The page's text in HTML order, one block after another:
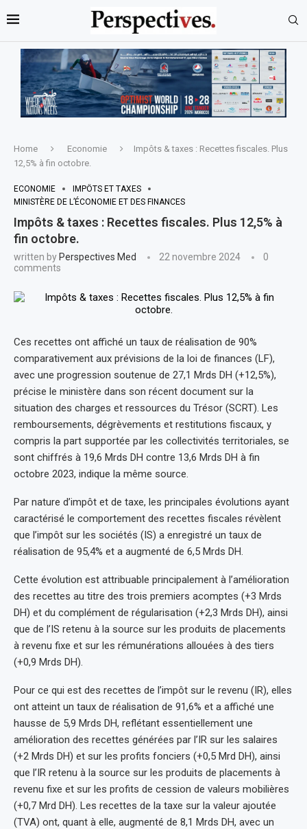
Home Economie
Impôts & taxes : Recettes fiscales. Plus
12,5% à fin octobre.
ECONOMIE
IMPÔTS ET TAXES
MINISTÈRE DE L’ÉCONOMIE ET DES FINANCES
Impôts & taxes : Recettes fiscales. Plus 12,5% à
fin octobre.
written by Perspectives Med 22 novembre 2024
0
comments
Ces recettes ont affiché un taux de réalisation de 90%
comparativement aux prévisions de la loi de finances (LF),
avec une progression soutenue de 27,1 Mrds DH (+12,5%),
précise le ministère dans son récent document sur la
situation des charges et ressources du Trésor (SCRT). Les
remboursements, dégrèvements et restitutions fiscaux, y
compris la part supportée par les collectivités territoriales, se
sont chiffrés à 19,6 Mrds DH contre 13,6 Mrds DH à fin
octobre 2023, indique la même source.
Par nature d’impôt et de taxe, les principales évolutions ayant
caractérisé le comportement des recettes fiscales révèlent
que l’impôt sur les sociétés (IS) a enregistré un taux de
réalisation de 95,4% et a augmenté de 6,5 Mrds DH.
Cette évolution est attribuable principalement à l’amélioration
des recettes au titre des trois premiers acomptes (+3 Mrds
DH) et du complément de régularisation (+2,3 Mrds DH), ainsi
que de l’IS retenu à la source sur les produits de placements
à revenu fixe et sur les rémunérations allouées à des tiers
(+0,9 Mrds DH).
Pour ce qui est des recettes de l’impôt sur le revenu (IR), elles
ont atteint un taux de réalisation de 91,6% et a affiché une
hausse de 5,9 Mrds DH, reflétant essentiellement une
amélioration des recettes générées par l’IR sur les salaires
(+2 Mrds DH) et sur les profits fonciers (+0,5 Mrd DH), ainsi
que l’IR retenu à la source sur les produits de placements à
revenu fixe et sur les profits de cession de valeurs mobilières
(+0,7 Mrd DH). Les recettes de la taxe sur la valeur ajoutée
(TVA) ont, quant à elle, augmenté de 8,1 Mrds DH, avec un